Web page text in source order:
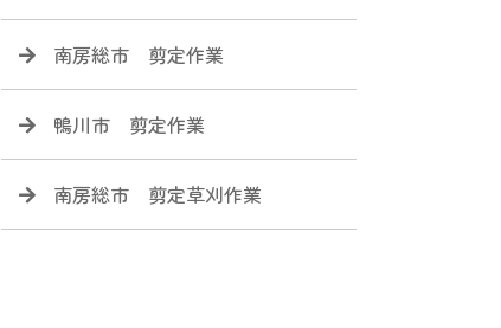
南房総市 剪定作業
鴨川市 剪定作業
南房総市 剪定草刈作業